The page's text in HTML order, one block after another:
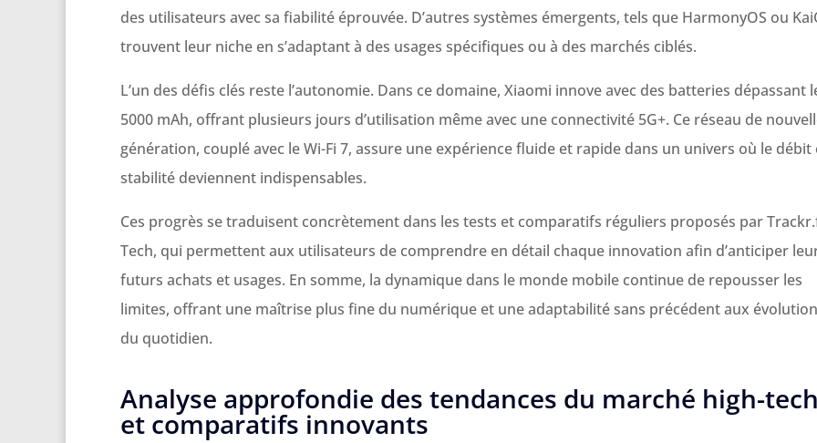
des utilisateurs avec sa fiabilité éprouvée. D’autres systèmes émergents, tels que HarmonyOS ou
trouvent leur niche en s’adaptant à des usages spécifiques ou à des marchés ciblés.
L’un des défis clés reste l’autonomie. Dans ce domaine, Xiaomi innove avec des batteries dépassant
5000 mAh, offrant plusieurs jours d’utilisation même avec une connectivité 5G+. Ce réseau de
génération, couplé avec le Wi-Fi 7, assure une expérience fluide et rapide dans un univers où le débit
stabilité deviennent indispensables.
Ces progrès se traduisent concrètement dans les tests et comparatifs réguliers proposés par
Tech, qui permettent aux utilisateurs de comprendre en détail chaque innovation afin d’anticiper
futurs achats et usages. En somme, la dynamique dans le monde mobile continue de repousser les
limites, offrant une maîtrise plus fine du numérique et une adaptabilité sans précédent aux
du quotidien.
Analyse approfondie des tendances du marché high-
et comparatifs innovants